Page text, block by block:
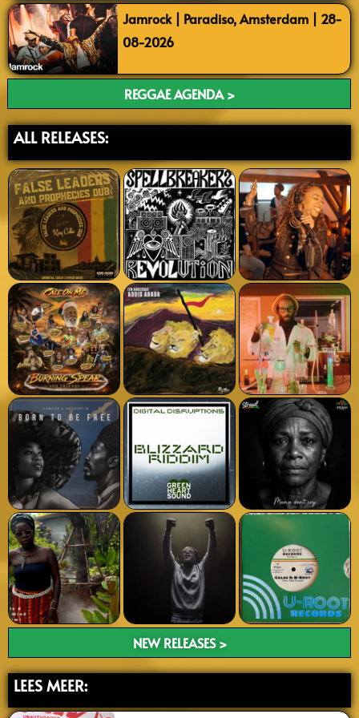
Jamrock | Paradiso, Amsterdam | 28-
08-2026
REGGAE AGENDA >
ALL RELEASES:
NEW RELEASES >
LEES MEER: